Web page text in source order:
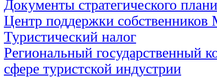
Документы стратегического
Центр поддержки
Туристический налог
Региональный государственный
сфере туристской индустрии